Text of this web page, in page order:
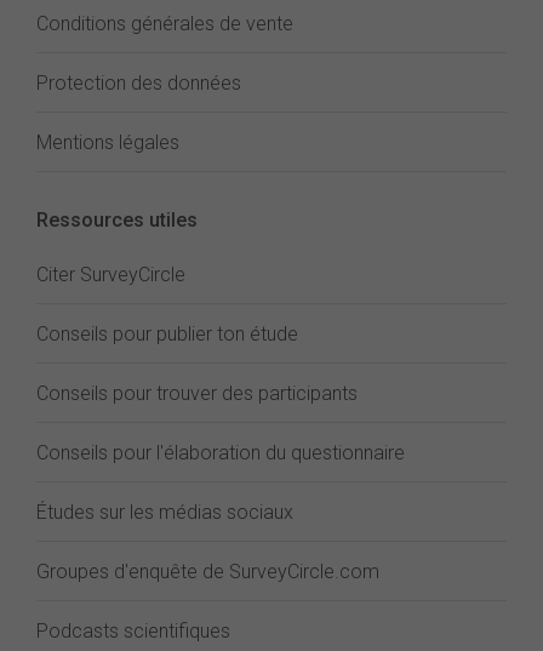
Conditions générales de vente
Protection des données
Mentions légales
Ressources utiles
Citer SurveyCircle
Conseils pour publier ton étude
Conseils pour trouver des participants
Conseils pour l'élaboration du questionnaire
Études sur les médias sociaux
Groupes d'enquête de SurveyCircle.com
Podcasts scientifiques